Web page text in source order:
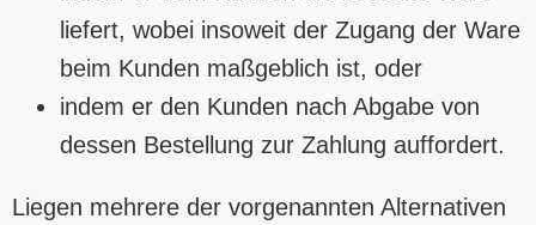
liefert, wobei insoweit der Zugang der Ware
beim Kunden maßgeblich ist, oder
indem er den Kunden nach Abgabe von
dessen Bestellung zur Zahlung auffordert.
Liegen mehrere der vorgenannten Alternativen